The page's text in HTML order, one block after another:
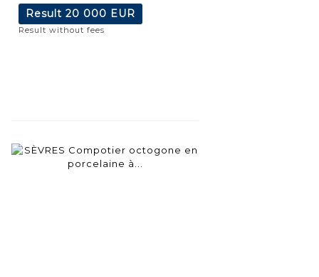
Result 20 000 EUR
Result without fees